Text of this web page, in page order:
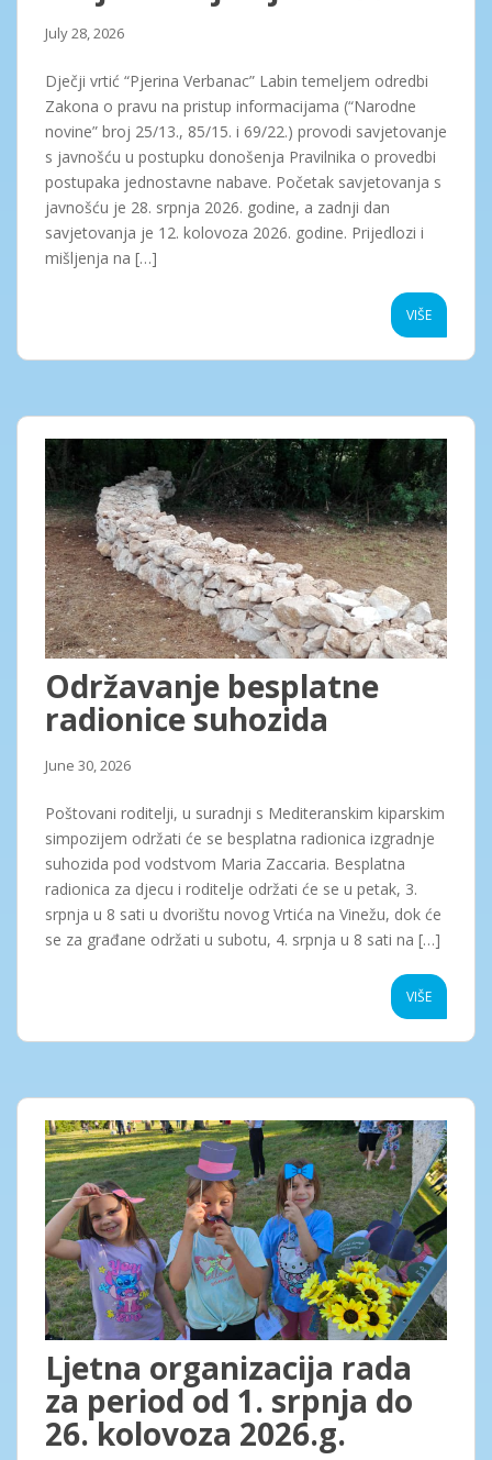
July 28, 2026
Dječji vrtić “Pjerina Verbanac” Labin temeljem odredbi
Zakona o pravu na pristup informacijama (“Narodne
novine” broj 25/13., 85/15. i 69/22.) provodi savjetovanje
s javnošću u postupku donošenja Pravilnika o provedbi
postupaka jednostavne nabave. Početak savjetovanja s
javnošću je 28. srpnja 2026. godine, a zadnji dan
savjetovanja je 12. kolovoza 2026. godine. Prijedlozi i
mišljenja na […]
VIŠE
Održavanje besplatne
radionice suhozida
June 30, 2026
Poštovani roditelji, u suradnji s Mediteranskim kiparskim
simpozijem održati će se besplatna radionica izgradnje
suhozida pod vodstvom Maria Zaccaria. Besplatna
radionica za djecu i roditelje održati će se u petak, 3.
srpnja u 8 sati u dvorištu novog Vrtića na Vinežu, dok će
se za građane održati u subotu, 4. srpnja u 8 sati na […]
VIŠE
Ljetna organizacija rada
za period od 1. srpnja do
26. kolovoza 2026.g.